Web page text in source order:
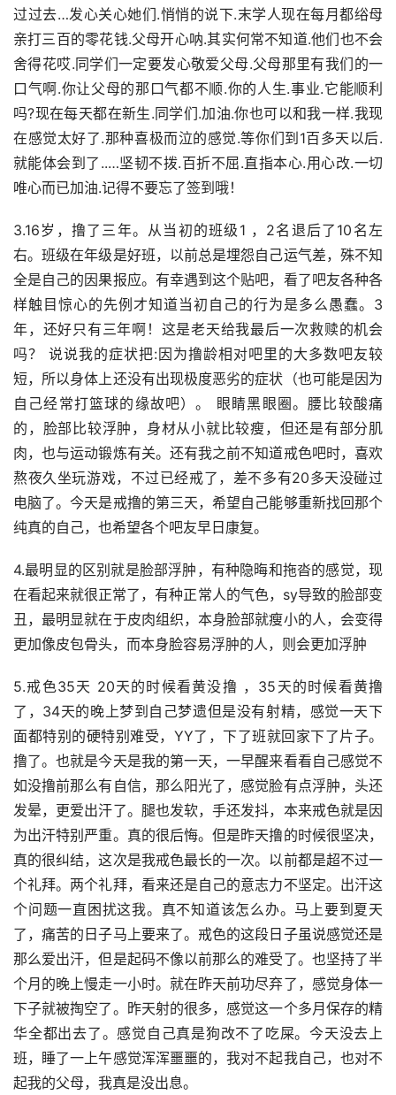
过过去…发心关心她们.悄悄的说下.末学人现在每月都绤母
亲打三百的零花钱.父母开心呐.其实何常不知道.他们也不会
舍得花哎.同学们一定要发心敬爱父母.父母那里有我们的一
口气啊.你让父母的那口气都不顺.你的人生.事业.它能顺利
吗?现在每天都在新生.同学们.加油.你也可以和我一样.我现
在感觉太好了.那种喜极而泣的感觉.等你们到1百多天以后.
就能体会到了..…坚韧不拨.百折不屈.直指本心.用心改.一切
唯心而已加油.记得不要忘了签到哦！
3.16岁，撸了三年。从当初的班级1 ，2名退后了10名左
右。班级在年级是好班，以前总是埋怨自己运气差，殊不知
全是自己的因果报应。有幸遇到这个贴吧，看了吧友各种各
样触目惊心的先例才知道当初自己的行为是多么愚蠢。3
年，还好只有三年啊！这是老天给我最后一次救赎的机会
吗？ 说说我的症状把:因为撸龄相对吧里的大多数吧友较
短，所以身体上还没有出现极度恶劣的症状（也可能是因为
自己经常打篮球的缘故吧）。 眼睛黑眼圈。腰比较酸痛
的，脸部比较浮肿，身材从小就比较瘦，但还是有部分肌
肉，也与运动锻炼有关。还有我之前不知道戒色吧时，喜欢
熬夜久坐玩游戏，不过已经戒了，差不多有20多天没碰过
电脑了。今天是戒撸的第三天，希望自己能够重新找回那个
纯真的自己，也希望各个吧友早日康复。
4.最明显的区别就是脸部浮肿，有种隐晦和拖沓的感觉，现
在看起来就很正常了，有种正常人的气色，sy导致的脸部变
丑，最明显就在于皮肉组织，本身脸部就瘦小的人，会变得
更加像皮包骨头，而本身脸容易浮肿的人，则会更加浮肿
5.戒色35天 20天的时候看黄没撸 ，35天的时候看黄撸
了，34天的晚上梦到自己梦遗但是没有射精，感觉一天下
面都特别的硬特别难受，YY了，下了班就回家下了片子。
撸了。也就是今天是我的第一天，一早醒来看看自己感觉不
如没撸前那么有自信，那么阳光了，感觉脸有点浮肿，头还
发晕，更爱出汗了。腿也发软，手还发抖，本来戒色就是因
为出汗特别严重。真的很后悔。但是昨天撸的时候很坚决，
真的很纠结，这次是我戒色最长的一次。以前都是超不过一
个礼拜。两个礼拜，看来还是自己的意志力不坚定。出汗这
个问题一直困扰这我。真不知道该怎么办。马上要到夏天
了，痛苦的日子马上要来了。戒色的这段日子虽说感觉还是
那么爱出汗，但是起码不像以前那么的难受了。也坚持了半
个月的晚上慢走一小时。就在昨天前功尽弃了，感觉身体一
下子就被掏空了。昨天射的很多，感觉这一个多月保存的精
华全都出去了。感觉自己真是狗改不了吃屎。今天没去上
班，睡了一上午感觉浑浑噩噩的，我对不起我自己，也对不
起我的父母，我真是没出息。